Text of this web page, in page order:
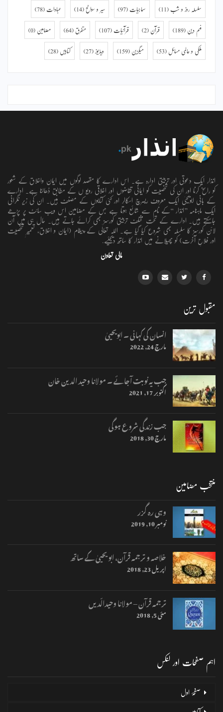
سلسلہ روز و شب (11) سماجیات (97) سیر و سوانح (14) عبادات (78)
فہم دین (189) قرآن (2) قرآنیات (107) متفرق (64) مضامین (0)
ملکی و عالمی مسائل (53) میگزین (159) ویڈیوز (27) کتابیں (28)
انذار ایک دعوتی اور تربیتی ادارہ ہے۔ اس ادارے کا مقصد لوگوں میں ایمان واخلاق کے شعور
کو راسخ کرنا اور ان کی شخصیت کو ایمانی تقاضوں اور اخلاقی رویو ں کے مطابق ڈھالنا ہے۔ ادارے
کے بانی ابویحییٰ ایک معروف ریسرچ اسکالر اور کئی کتابوں کے مصنف ہیں۔ ان کی زیر نگرانی
ایک ماہنامہ ’’انذار ‘‘کے نام سے شائع ہوتا ہے جس کے مضامین اس ویب سائٹ پر پڑھے
جاسکتے ہیں۔ ادارے کے تحت مختلف تربیتی کورسز بھی کرائے جاتے ہیں۔ حال ہی میں آن
لائن کورسز کا سلسلہ بھی شروع کیا گیا ہے۔ اللہ تعالٰی کے پیغام (ایمان و اخلاق، تعمیرِ شخصیت
اور فلاحِ آخرت) کو پھیلانے میں انذار کا ساتھ دیجئیے.
مالی تعاون
مقبول ترین
انسان کی کہانی ۔ ابویحییٰ
مارچ 24, 2022
جب یہ نوبت آجائے ۔ مولانا وحید الدین خان
اکتوبر 17, 2021
جب زندگی شروع ہوگی
مارچ 30, 2018
منتخب مضامین
وہی رہ گزر
نومبر 10, 2019
خلاصہ و ترجمہ قرآن، ابو یحییٰ کے ساتھ
اپریل 23, 2018
ترجمہ قرآن – مولانا وحیدالّدیں
مئی 5, 2018
اہم صفحات اور لنکس
صفحۂ اول